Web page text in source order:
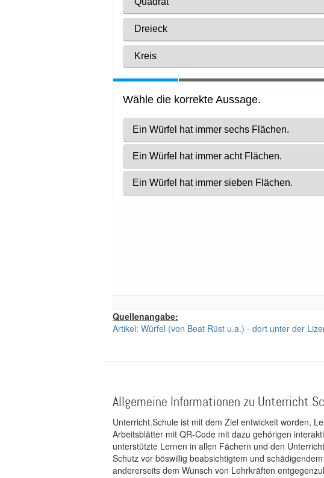
Quellenangabe:
Artikel: Würfel (von Beat Rüst u.a.) - dort unter der
Allgemeine Informationen zu
Unterricht.Schule ist mit dem Ziel entwickelt worden,
Arbeitsblätter mit QR-Code mit dazu gehörigen
unterstützte Lernen in allen Fächern und den
Schutz vor böswillig beabsichtigtem und
andererseits dem Wunsch von Lehrkräften